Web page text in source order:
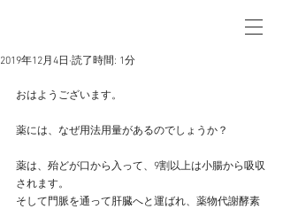
2019年12月4日 読了時間: 1分
おはようございます。
薬には、なぜ用法用量があるのでしょうか？
薬は、殆どが口から入って、9割以上は小腸から吸収
されます。
そして門脈を通って肝臓へと運ばれ、薬物代謝酵素